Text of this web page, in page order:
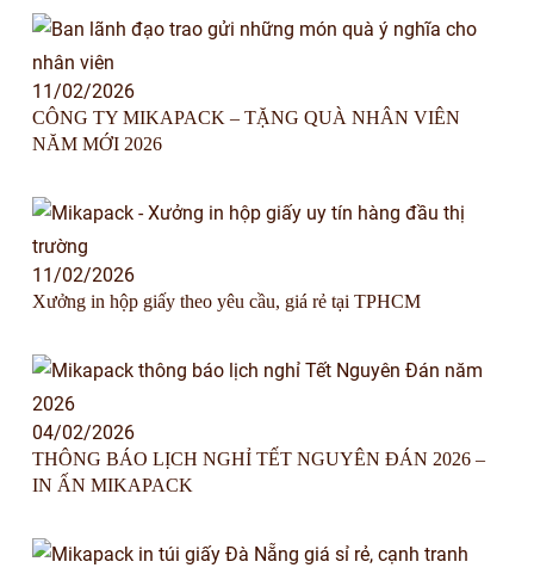
11/02/2026
CÔNG TY MIKAPACK – TẶNG QUÀ NHÂN VIÊN
NĂM MỚI 2026
11/02/2026
Xưởng in hộp giấy theo yêu cầu, giá rẻ tại TPHCM
04/02/2026
THÔNG BÁO LỊCH NGHỈ TẾT NGUYÊN ĐÁN 2026 –
IN ẤN MIKAPACK